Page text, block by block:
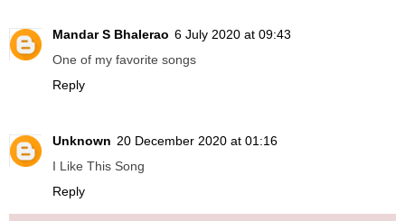
Mandar S Bhalerao 6 July 2020 at 09:43
One of my favorite songs
Reply
Unknown 20 December 2020 at 01:16
I Like This Song
Reply